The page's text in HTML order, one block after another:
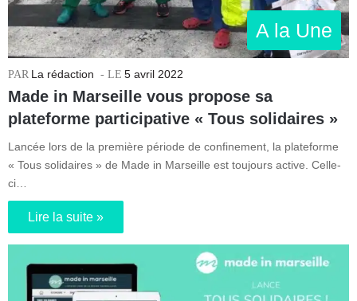
A la Une
La rédaction 5 avril 2022
Made in Marseille vous propose sa
plateforme participative « Tous solidaires »
Lancée lors de la première période de confinement, la plateforme
« Tous solidaires » de Made in Marseille est toujours active. Celle-
ci…
Lire la suite »